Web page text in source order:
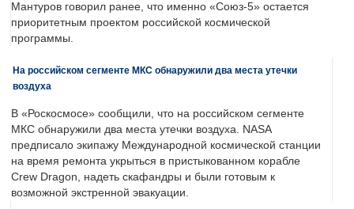
Мантуров говорил ранее, что именно «Союз-5» остается
приоритетным проектом российской космической
программы.
На российском сегменте МКС обнаружили два места утечки
воздуха
В «Роскосмосе» сообщили, что на российском сегменте
МКС обнаружили два места утечки воздуха. NASA
предписало экипажу Международной космической станции
на время ремонта укрыться в пристыкованном корабле
Crew Dragon, надеть скафандры и были готовым к
возможной экстренной эвакуации.